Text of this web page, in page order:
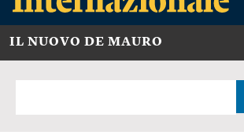
IL NUOVO DE MAURO